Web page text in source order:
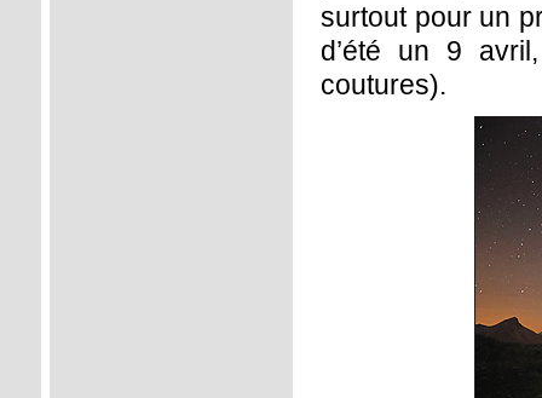
surtout pour un
d’été un 9
coutures).